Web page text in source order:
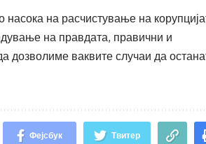
на расчистување на
на правдата, правични и
дозволиме ваквите случаи да
Фејсбук Твитер